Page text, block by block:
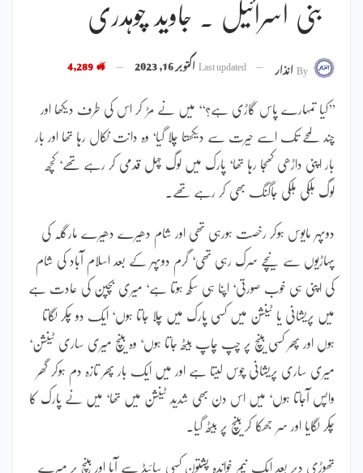
بنی اسرائیل ۔ جاوید چوہدری
Byانذار Last updatedاکتوبر 16, 2023
’’کیا تمہارے پاس گاڑی ہے؟‘‘ میں نے مڑ کر اس کی طرف دیکھا اور
چند لمحے تک اسے حیرت سے دیکھتا چلا گیا‘ وہ دانت نکال رہا تھا اور بار
بار اپنی داڑھی کھجا رہا تھا‘ پارک میں لوگ چہل قدمی کر رہے تھے‘ کچھ
لوگ ہلکی ہلکی جاگنگ بھی کر رہے تھے۔
دوپہر مایوس ہوکر رخصت ہورہی تھی اور شام دھیرے دھیرے مارگلہ کی
پہاڑیوں سے نیچے سرک رہی تھی‘ گرم دوپہر کے بعد اسلام آباد کی شام
کی اپنی ہی خوب صورتی‘ اپنا ہی سکھ ہوتا ہے‘ میری بچپن کی عادت ہے
میں پریشانی یا ٹینشن میں کسی پارک میں چلا جاتا ہوں‘ ایک دو چکر لگاتا
ہوں اور پھر کسی بینچ پر چپ چاپ بیٹھ جاتا ہوں‘ وہ بینچ میری ساری ٹینشن‘
میری ساری پریشانی چوس لیتا ہے اور میں ایک بار پھر تازہ دم ہوکر گھر
واپس آجاتا ہوں‘ میں اس دن بھی شدید ٹینشن میں تھا‘ میں نے پارک کا
چکر لگایا اور سر جھکا کر بینچ پر بیٹھ گیا۔
تھوڑی دیر بعد ایک نیم خواندہ پشتون کسی سائیڈ سے آیا اور بینچ پر میرے